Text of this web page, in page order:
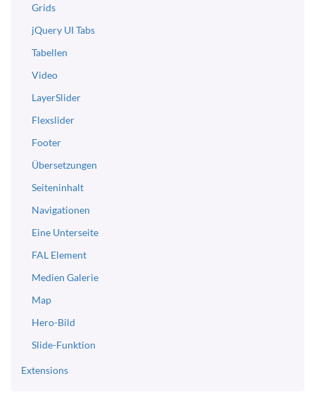
Grids
jQuery UI Tabs
Tabellen
Video
LayerSlider
Flexslider
Footer
Übersetzungen
Seiteninhalt
Navigationen
Eine Unterseite
FAL Element
Medien Galerie
Map
Hero-Bild
Slide-Funktion
Extensions